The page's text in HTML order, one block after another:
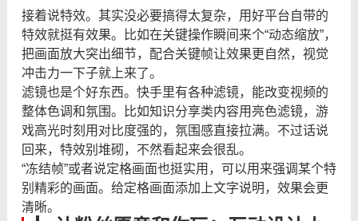
接着说特效。其实没必要搞得太复杂，用好平台自带的
特效就挺有效果。比如在关键操作瞬间来个“动态缩放”，
把画面放大突出细节，配合关键帧让效果更自然，视觉
冲击力一下子就上来了。
滤镜也是个好东西。快手里有各种滤镜，能改变视频的
整体色调和氛围。比如知识分享类内容用亮色滤镜，游
戏高光时刻用对比度强的，氛围感直接拉满。不过话说
回来，特效别堆砌，不然看起来会很乱。
“冻结帧”或者说定格画面也挺实用，可以用来强调某个特
别精彩的画面。给定格画面添加上文字说明，效果会更
清晰。